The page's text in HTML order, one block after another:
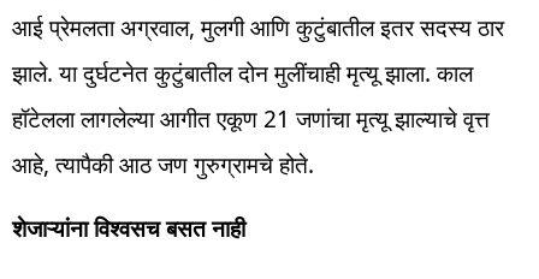
आई प्रेमलता अग्रवाल, मुलगी आणि कुटुंबातील इतर सदस्य ठार
झाले. या दुर्घटनेत कुटुंबातील दोन मुलींचाही मृत्यू झाला. काल
हॉटेलला लागलेल्या आगीत एकूण 21 जणांचा मृत्यू झाल्याचे वृत्त
आहे, त्यापैकी आठ जण गुरुग्रामचे होते.
शेजाऱ्यांना विश्वसच बसत नाही